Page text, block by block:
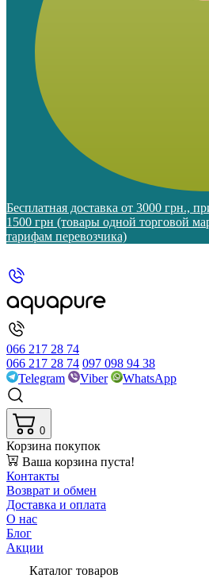
Бесплатная доставка от 3000 грн.,
1500 грн (товары одной торговой
тарифам перевозчика)
066 217 28 74
066 217 28 74 097 098 94 38
Telegram
Viber WhatsApp
0
Корзина покупок
Ваша корзина пуста!
Контакты
Возврат и обмен
Доставка и оплата
О нас
Блог
Акции
Каталог товаров